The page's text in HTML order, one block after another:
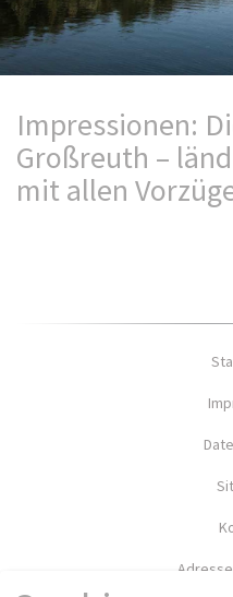
Impressionen:
Großreuth –
mit allen